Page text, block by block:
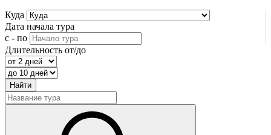
Куда
Дата начала тура
с - по
Длительность от/до